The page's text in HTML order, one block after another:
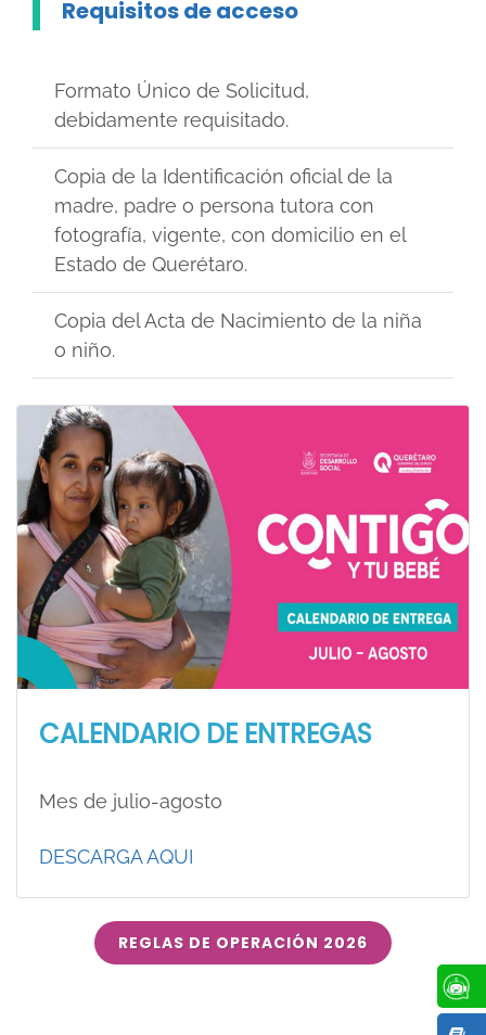
Requisitos de acceso
Formato Único de Solicitud,
debidamente requisitado.
Copia de la Identificación oficial de la
madre, padre o persona tutora con
fotografía, vigente, con domicilio en el
Estado de Querétaro.
Copia del Acta de Nacimiento de la niña
o niño.
CALENDARIO DE ENTREGAS
Mes de julio-agosto
DESCARGA AQUI
REGLAS DE OPERACIÓN 2026